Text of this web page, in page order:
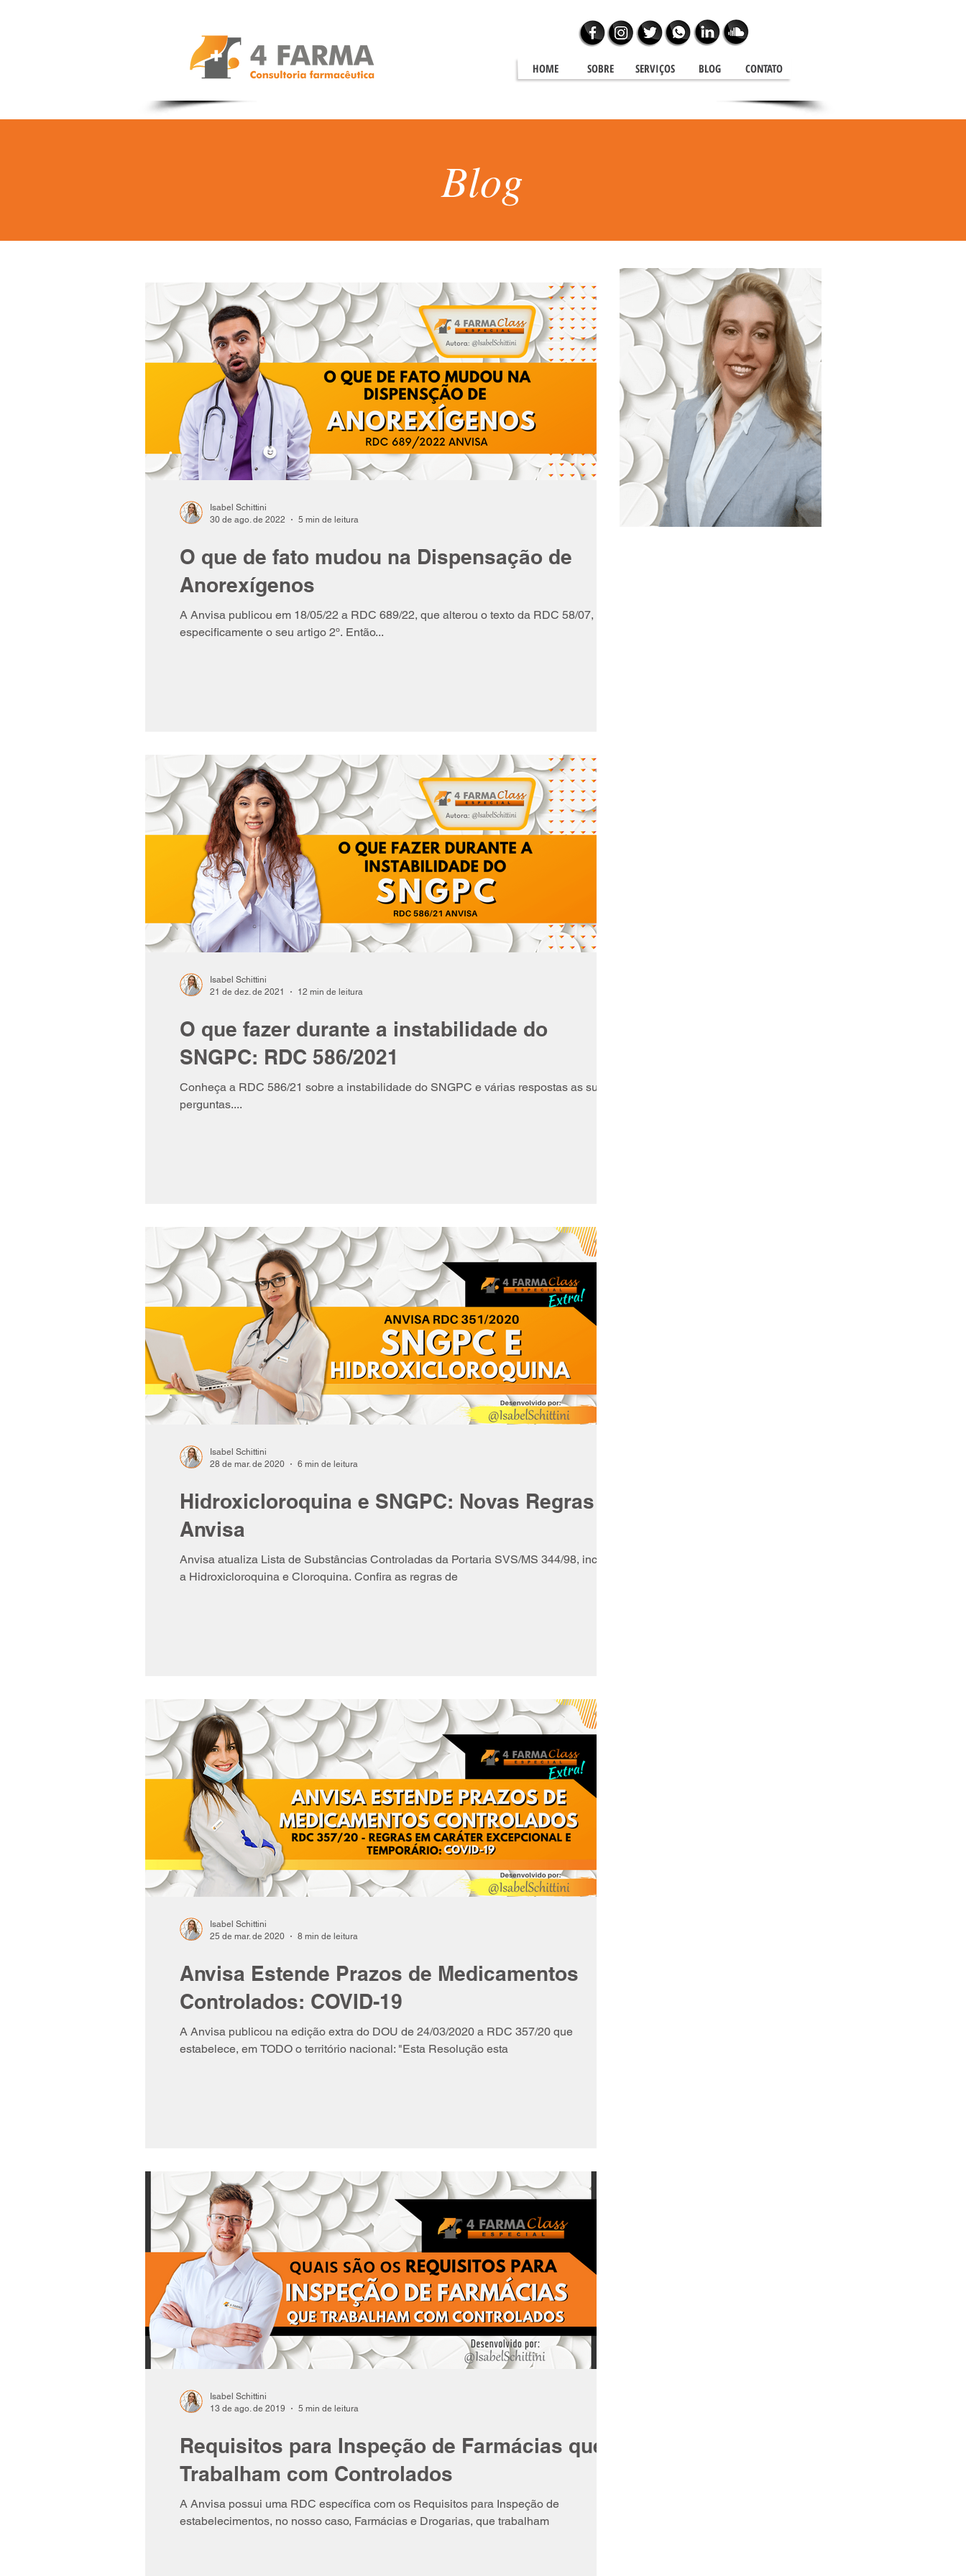
HOME SOBRE SERVIÇOS BLOG CONTATO
Blog
O que de fato mudou na Dispensação de
Anorexígenos
A Anvisa publicou em 18/05/22 a RDC 689/22, que alterou o texto da RDC 58/07,
especificamente o seu artigo 2º. Então...
Isabel Schittini
30 de ago. de 2022
5 min de leitura
O que fazer durante a instabilidade do
SNGPC: RDC 586/2021
Conheça a RDC 586/21 sobre a instabilidade do SNGPC e várias respostas as suas
perguntas....
Isabel Schittini
21 de dez. de 2021
12 min de leitura
Hidroxicloroquina e SNGPC: Novas Regras da
Anvisa
Anvisa atualiza Lista de Substâncias Controladas da Portaria SVS/MS 344/98, incluindo
a Hidroxicloroquina e Cloroquina. Confira as regras de
Isabel Schittini
28 de mar. de 2020
6 min de leitura
Anvisa Estende Prazos de Medicamentos
Controlados: COVID-19
A Anvisa publicou na edição extra do DOU de 24/03/2020 a RDC 357/20 que
estabelece, em TODO o território nacional: "Esta Resolução esta
Isabel Schittini
25 de mar. de 2020
8 min de leitura
Requisitos para Inspeção de Farmácias que
Trabalham com Controlados
A Anvisa possui uma RDC específica com os Requisitos para Inspeção de
estabelecimentos, no nosso caso, Farmácias e Drogarias, que trabalham
Isabel Schittini
13 de ago. de 2019
5 min de leitura